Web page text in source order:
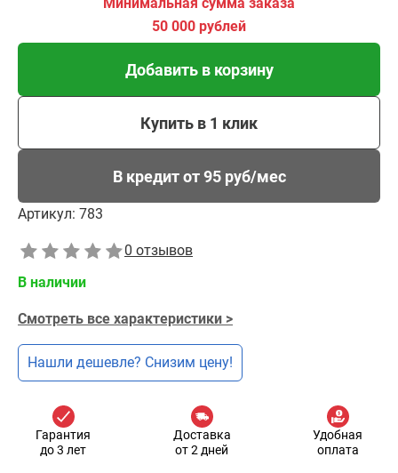
50 000 рублей
Добавить в корзину
Купить в 1 клик
В кредит от 95 руб/мес
Артикул: 783
0 отзывов
В наличии
Смотреть все характеристики >
Нашли дешевле? Снизим цену!
Гарантия
до 3 лет
Доставка
от 2 дней
Удобная
оплата